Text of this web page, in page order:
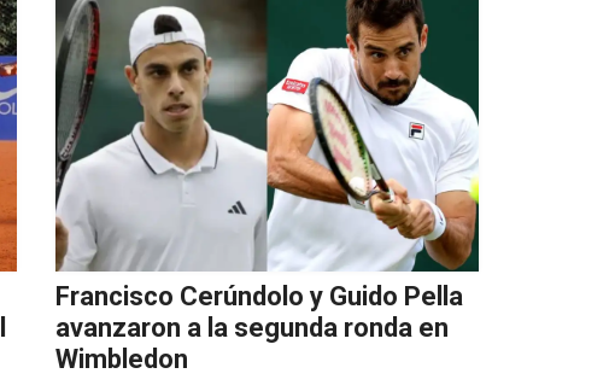
Francisco Cerúndolo y Guido Pella
avanzaron a la segunda ronda en
Wimbledon